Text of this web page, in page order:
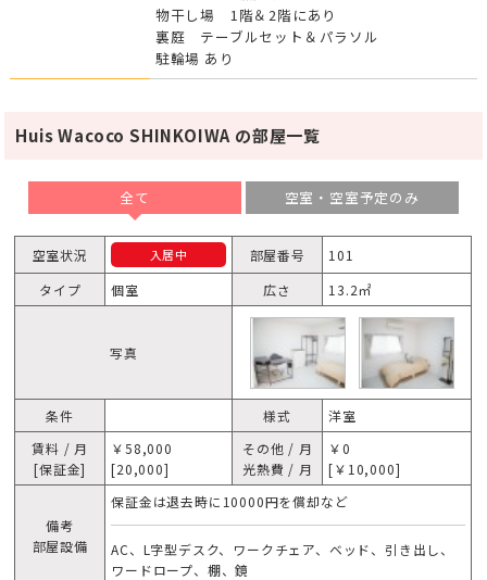
物干し場 1階＆2階にあり
裏庭 テーブルセット＆パラソル
駐輪場 あり
Huis Wacoco SHINKOIWA の部屋一覧
全て 空室・空室予定のみ
空室状況 入居中 部屋番号
101
タイプ
個室 広さ 13.2㎡
写真
条件 様式
洋室
賃料 / 月
[保証金]
￥58,000
[20,000]
その他 / 月
光熱費 / 月
￥0
[￥10,000]
備考
部屋設備
保証金は退去時に10000円を償却など
AC、L字型デスク、ワークチェア、ベッド、引き出し、
ワードロープ、棚、鏡